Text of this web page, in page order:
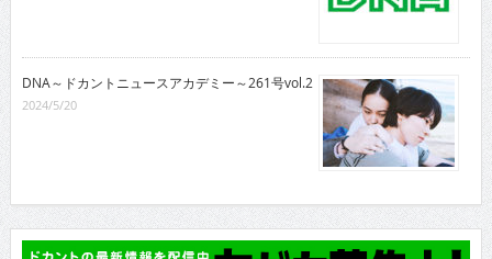
DNA～ドカントニュースアカデミー～261号vol.2
2024/5/20